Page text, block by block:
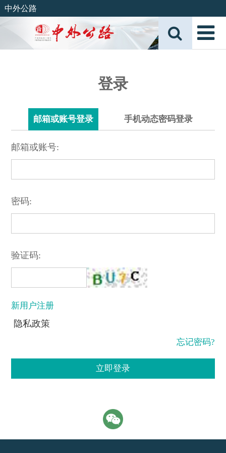
中外公路
登录
邮箱或账号登录 手机动态密码登录
邮箱或账号:
密码:
验证码:
新用户注册
隐私政策
忘记密码?
立即登录